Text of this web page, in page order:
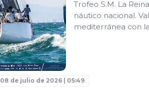
Trofeo S.M. La
náutico nacional.
mediterránea con
08 de julio de 2026 | 05:49